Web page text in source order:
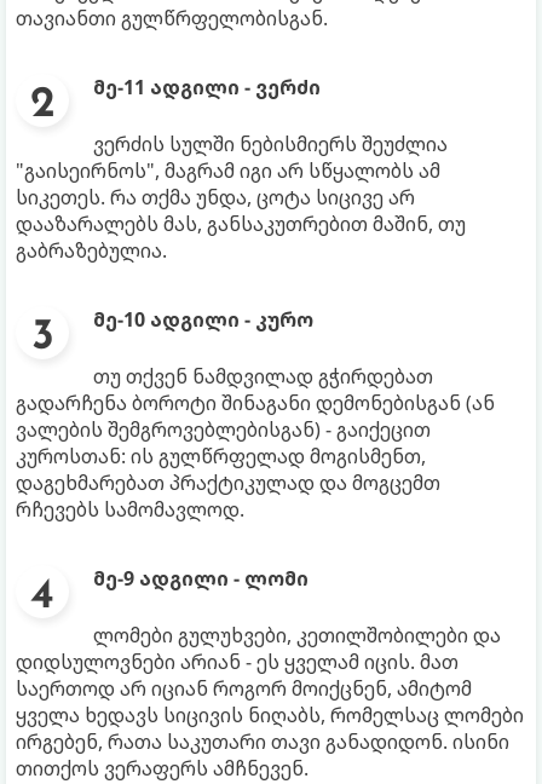
თავიანთი გულწრფელობისგან.
მე-11 ადგილი - ვერძი
ვერძის სულში ნებისმიერს შეუძლია
"გაისეირნოს", მაგრამ იგი არ სწყალობს ამ
სიკეთეს. რა თქმა უნდა, ცოტა სიცივე არ
დააზარალებს მას, განსაკუთრებით მაშინ, თუ
გაბრაზებულია.
მე-10 ადგილი - კურო
თუ თქვენ ნამდვილად გჭირდებათ
გადარჩენა ბოროტი შინაგანი დემონებისგან (ან
ვალების შემგროვებლებისგან) - გაიქეცით
კუროსთან: ის გულწრფელად მოგისმენთ,
დაგეხმარებათ პრაქტიკულად და მოგცემთ
რჩევებს სამომავლოდ.
მე-9 ადგილი - ლომი
ლომები გულუხვები, კეთილშობილები და
დიდსულოვნები არიან - ეს ყველამ იცის. მათ
საერთოდ არ იციან როგორ მოიქცნენ, ამიტომ
ყველა ხედავს სიცივის ნიღაბს, რომელსაც ლომები
ირგებენ, რათა საკუთარი თავი განადიდონ. ისინი
თითქოს ვერაფერს ამჩნევენ.